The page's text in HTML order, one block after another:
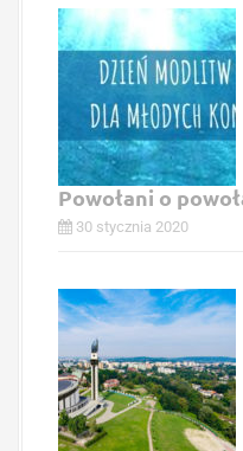
Powołani o
30 stycznia 2020